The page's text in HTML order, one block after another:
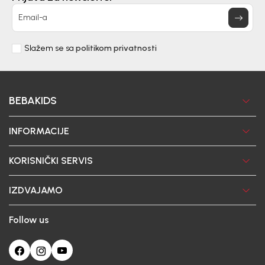
Email-a
Slažem se sa politikom privatnosti
BEBAKIDS
INFORMACIJE
KORISNIČKI SERVIS
IZDVAJAMO
Follow us